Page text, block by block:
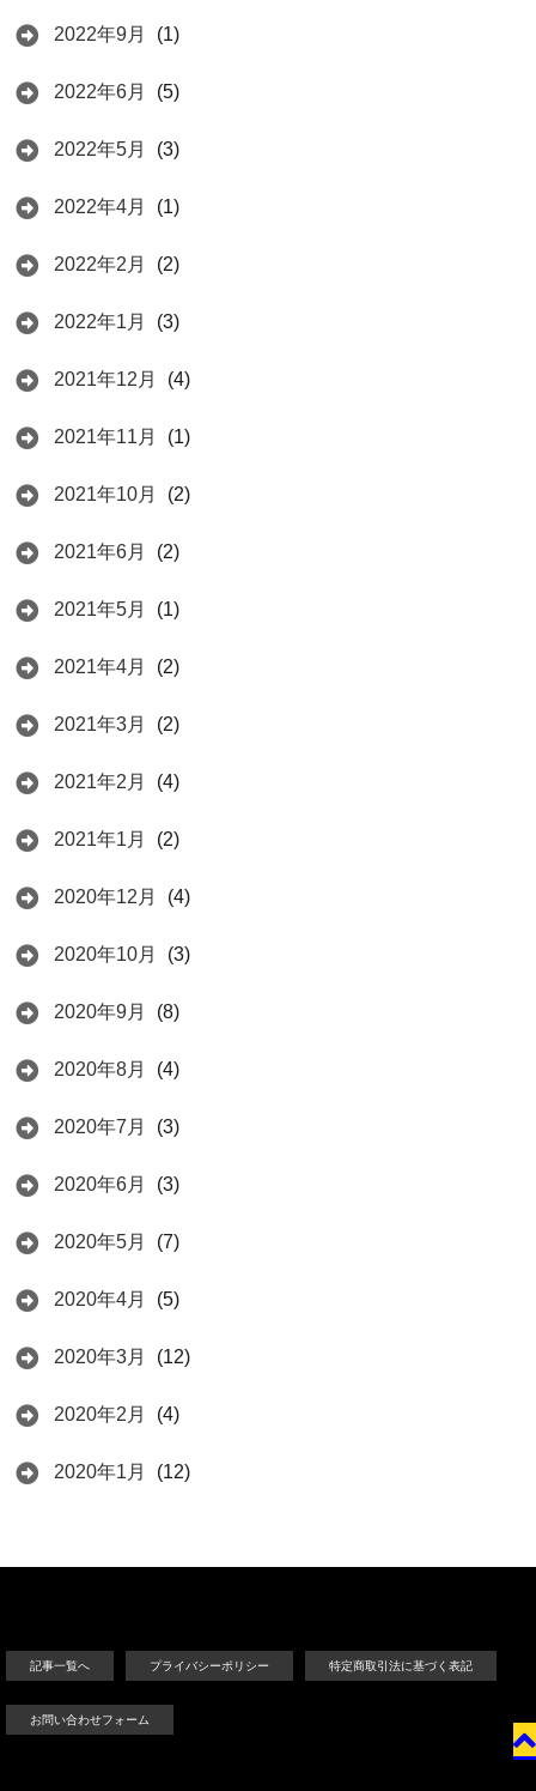
2022年9月 (1)
2022年6月 (5)
2022年5月 (3)
2022年4月 (1)
2022年2月 (2)
2022年1月 (3)
2021年12月 (4)
2021年11月 (1)
2021年10月 (2)
2021年6月 (2)
2021年5月 (1)
2021年4月 (2)
2021年3月 (2)
2021年2月 (4)
2021年1月 (2)
2020年12月 (4)
2020年10月 (3)
2020年9月 (8)
2020年8月 (4)
2020年7月 (3)
2020年6月 (3)
2020年5月 (7)
2020年4月 (5)
2020年3月 (12)
2020年2月 (4)
2020年1月 (12)
記事一覧へ プライバシーポリシー 特定商取引法に基づく表記
お問い合わせフォーム